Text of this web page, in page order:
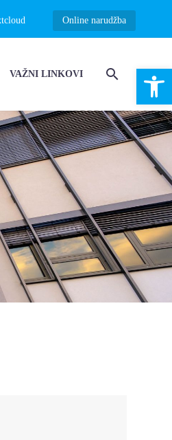
Online narudžba
VAŽNI LINKOVI